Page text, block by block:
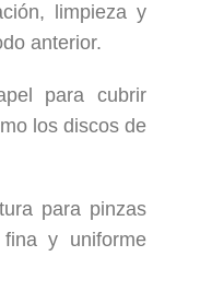
limpieza y
anterior.
para cubrir
los discos de
para pinzas
y uniforme